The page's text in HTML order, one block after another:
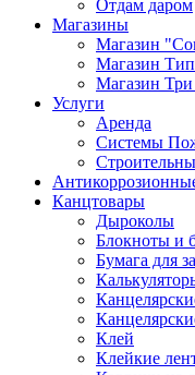
Отдам даром
Магазины
Магазин
Магазин
Магазин Три
Услуги
Аренда
Системы
Канцтовары
Дыроколы
Блокноты и
Бумага для
Клей
Клейкие